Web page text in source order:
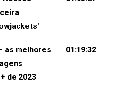
FlorêncioEdição de
as melhores
de 2023
01:19:32